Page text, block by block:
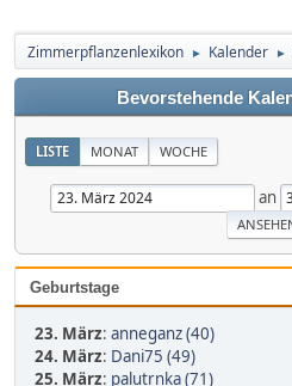
Zimmerpflanzenlexikon ► Kalender ►
Bevorstehende
LISTE MONAT WOCHE
an
Geburtstage
23. März: anneganz (40)
24. März: Dani75 (49)
25. März: palutrnka (71)